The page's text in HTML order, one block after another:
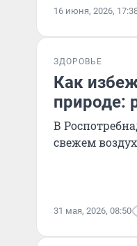
16 июня, 2026,
ЗДОРОВЬЕ
Как
природе:
В
свежем
31 мая, 2026, 08:50